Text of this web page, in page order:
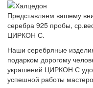
Представляем вашему
серебра 925 пробы,
ЦИРКОН С.
Наши серебряные
подарком дорогому
украшений ЦИРКОН С
успешной работы